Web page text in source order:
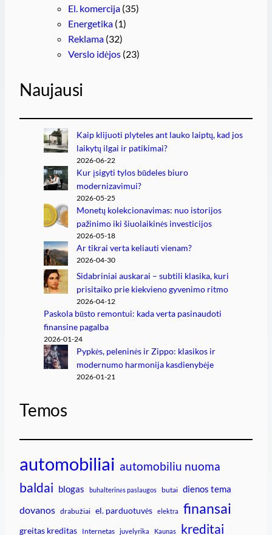
El. komercija (35)
Energetika (1)
Reklama (32)
Verslo idėjos (23)
Naujausi
Kaip klijuoti plyteles ant lauko laiptų, kad jos
laikytų ilgai ir patikimai?
2026-06-22
Kur įsigyti tylos būdeles biuro
modernizavimui?
2026-05-25
Monetų kolekcionavimas: nuo istorijos
pažinimo iki šiuolaikinės investicijos
2026-05-18
Ar tikrai verta keliauti vienam?
2026-04-30
Sidabriniai auskarai – subtili klasika, kuri
prisitaiko prie kiekvieno gyvenimo ritmo
2026-04-12
Paskola būsto remontui: kada verta pasinaudoti
finansine pagalba
2026-01-24
Pypkės, peleninės ir Zippo: klasikos ir
modernumo harmonija kasdienybėje
2026-01-21
Temos
automobiliai automobiliu nuoma
baldai blogas buhalterinės paslaugos butai dienos tema
dovanos drabužiai el. parduotuvės elektra finansai
greitas kreditas Internetas juvelyrika Kaunas kreditai